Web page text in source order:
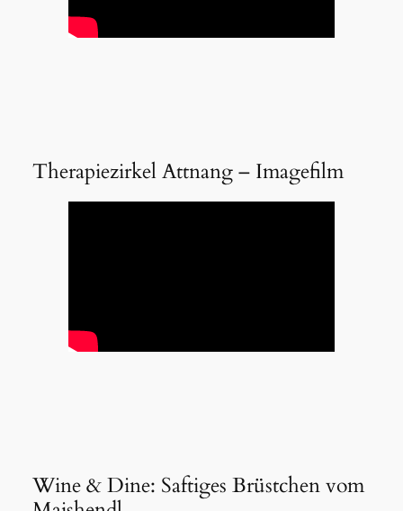
Therapiezirkel Attnang – Imagefilm
Wine & Dine: Saftiges Brüstchen vom